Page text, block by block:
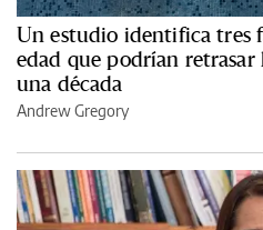
Un estudio identifica tres
edad que podrían retrasar
una década
Andrew Gregory